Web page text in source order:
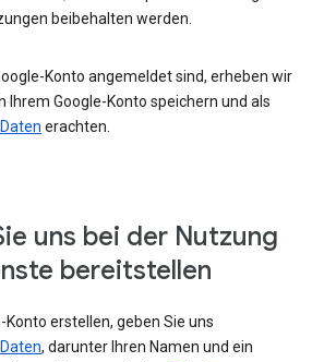
beibehalten werden.
Konto angemeldet sind, erheben wir
Ihrem Google-Konto speichern und als
erachten.
uns bei der Nutzung
bereitstellen
Konto erstellen, geben Sie uns
, darunter Ihren Namen und ein